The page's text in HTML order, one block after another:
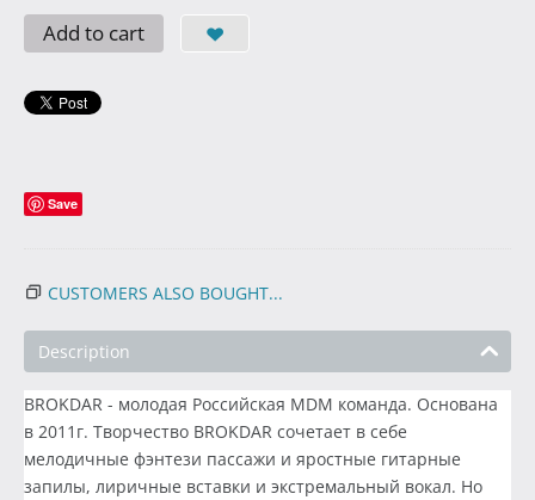
Add to cart
Save
CUSTOMERS ALSO BOUGHT...
Description
BROKDAR - молодая Российская MDM команда. Основана
в 2011г. Творчество BROKDAR сочетает в себе
мелодичные фэнтези пассажи и яростные гитарные
запилы, лиричные вставки и экстремальный вокал. Но